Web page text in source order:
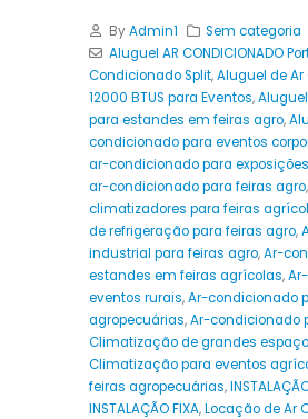
ByAdmin1
Sem categoria
Aluguel AR CONDICIONADO
Condicionado Split,Aluguel de
12000 BTUS para Eventos,
para estandes em feiras agro,
condicionado para eventos
ar-condicionado para
ar-condicionado para feiras agro,
climatizadores para feiras
de refrigeração para feiras agro,
industrial para feiras agro,Ar-
estandes em feiras agrícolas,
eventos rurais,Ar-condicionado
agropecuárias,Ar-condicionado
Climatização de grandes
Climatização para eventos
feiras agropecuárias,
INSTALAÇÃO FIXA,Locação de Ar